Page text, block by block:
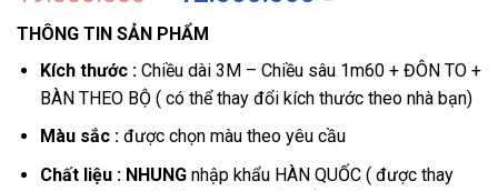
gốc
là:
19.000.000 ₫.là:
12.500.000
THÔNG TIN SẢN PHẨM
Kích thước:Chiều dài 3M – Chiều sâu 1m60 + ĐÔN TO +
BÀN THEO BỘ ( có thể thay đổi kích thước theo nhà bạn)
Màu sắc :được chọn màu theo yêu cầu
Chất liệu : NHUNGnhập khẩu HÀN QUỐC ( được thay